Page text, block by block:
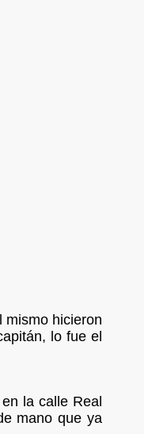
mismo hicieron
lo fue el
la calle Real
mano que ya